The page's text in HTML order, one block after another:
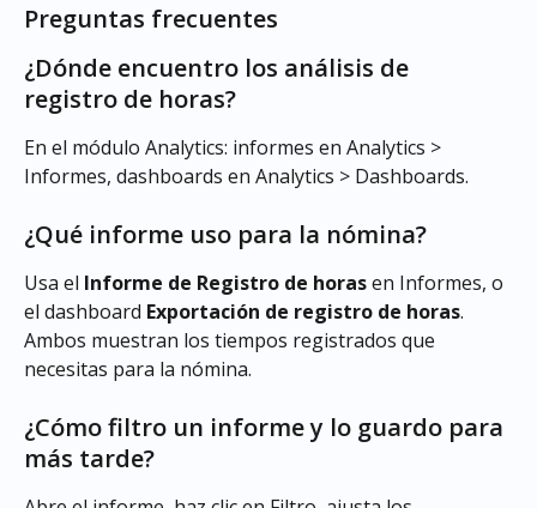
Preguntas frecuentes
¿Dónde encuentro los análisis de
registro de horas?
En el módulo Analytics: informes en Analytics >
Informes, dashboards en Analytics > Dashboards.
¿Qué informe uso para la nómina?
Usa el Informe de Registro de horas en Informes, o
el dashboard Exportación de registro de horas.
Ambos muestran los tiempos registrados que
necesitas para la nómina.
¿Cómo filtro un informe y lo guardo para
más tarde?